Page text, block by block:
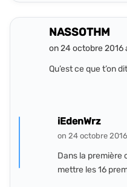
NASSOTHM
on 24 octobre 2016
Qu’est ce que t’on
iEdenWrz
on 24 octobre
Dans la première
mettre les 16